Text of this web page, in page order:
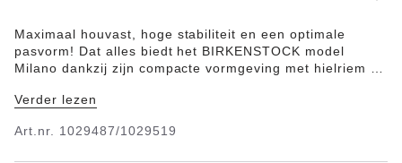
Maximaal houvast, hoge stabiliteit en een optimale
pasvorm! Dat alles biedt het BIRKENSTOCK model
Milano dankzij zijn compacte vormgeving met hielriem –
uit het huidvriendelijke en sterke synthetische materiaal
textuur en kleur nauwelijks van echt leer valt te
Verder lezen
Art.nr. 1029487/1029519